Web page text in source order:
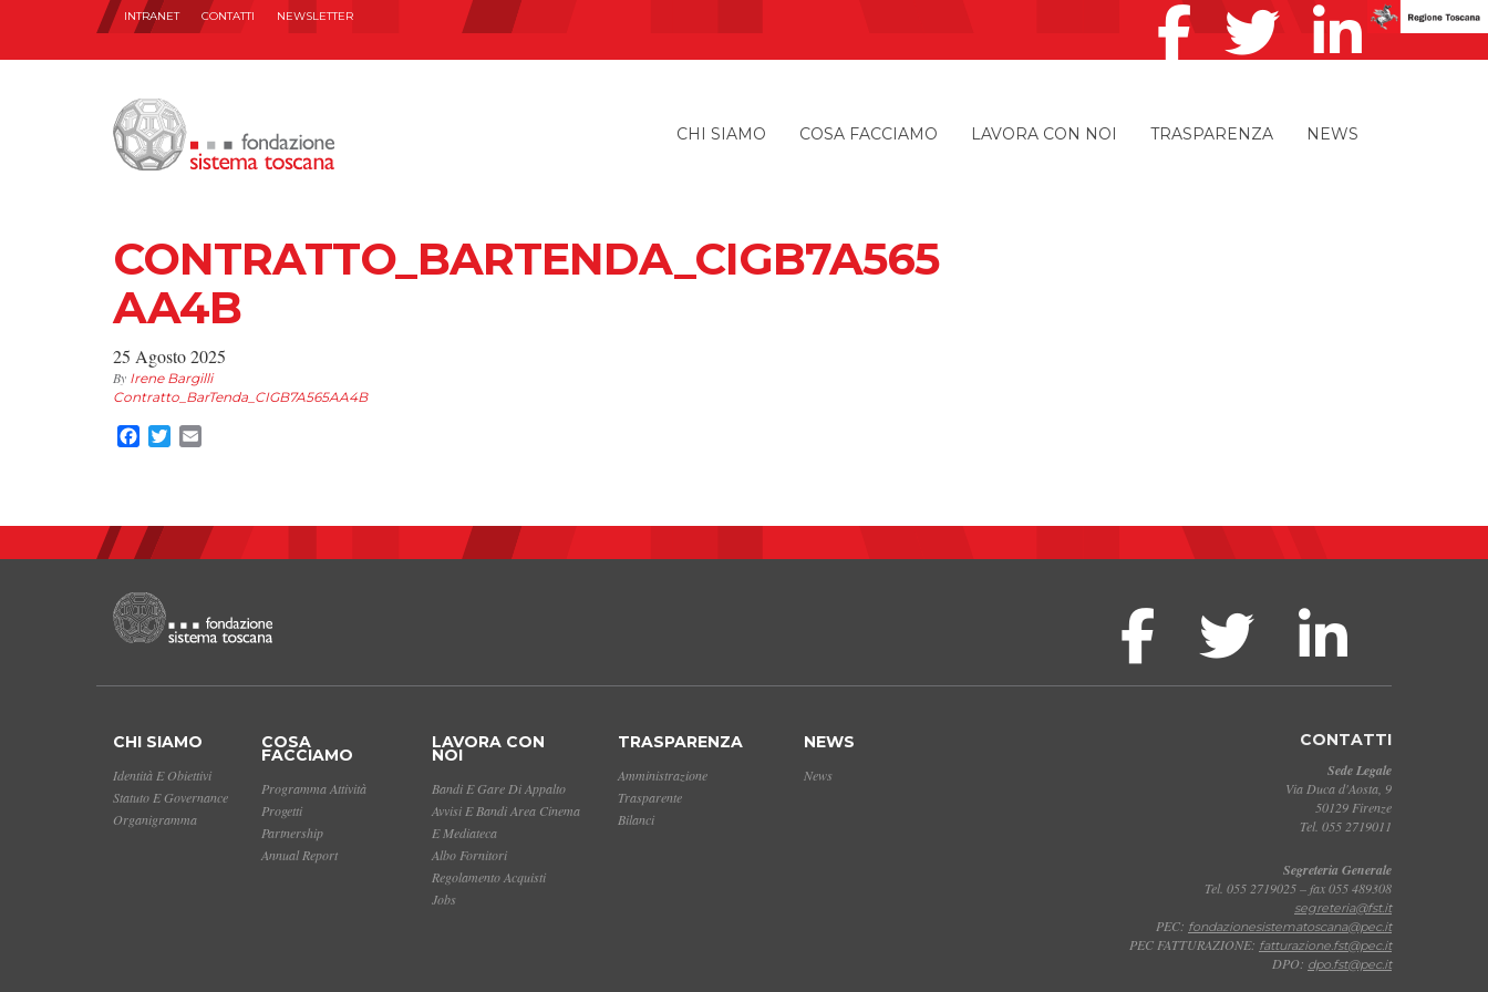
INTRANET CONTATTI NEWSLETTER
CHI SIAMO COSA FACCIAMO LAVORA CON NOI TRASPARENZA NEWS
CONTRATTO_BARTENDA_CIGB7A565
AA4B
25 Agosto 2025
By Irene Bargilli
Contratto_BarTenda_CIGB7A565AA4B
Facebook
Twitter
CHI SIAMO
Identità E Obiettivi
Statuto E Governance
Organigramma
COSA
FACCIAMO
Programma Attività
Progetti
Partnership
Annual Report
LAVORA CON
NOI
Bandi E Gare Di Appalto
Avvisi E Bandi Area Cinema
E Mediateca
Albo Fornitori
Regolamento Acquisti
Jobs
TRASPARENZA
Amministrazione
Trasparente
Bilanci
NEWS
News
CONTATTI
Sede Legale
Via Duca d'Aosta, 9
50129 Firenze
Tel. 055 2719011
Segreteria Generale
Tel. 055 2719025 – fax 055 489308
segreteria@fst.it
PEC: fondazionesistematoscana@pec.it
PEC FATTURAZIONE: fatturazione.fst@pec.it
DPO: dpo.fst@pec.it